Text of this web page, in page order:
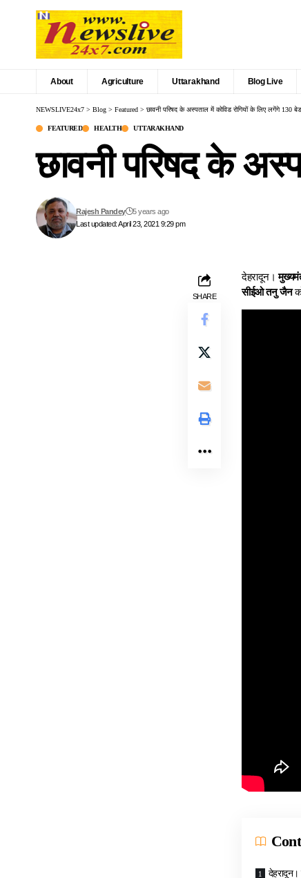
About Agriculture Uttarakhand Blog Live
NEWSLIVE24x7 > Blog > Featured > छावनी परिषद के अस्पताल में कोविड रोगियों के लिए लगेंगे 130 बेड
FEATURED HEALTH UTTARAKHAND
छावनी परिषद के
Last updated: April 23, 2021 9:29 pm
Rajesh Pandey 5 years ago
SHARE
देहरादून।
सीईओ तनु जैन